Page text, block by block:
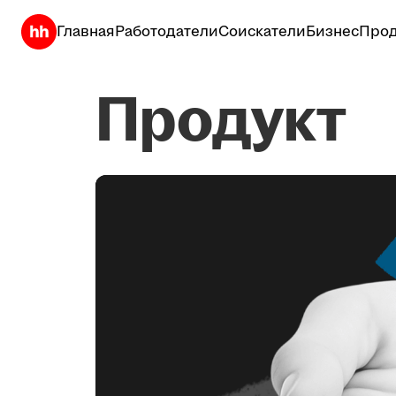
ГлавнаяРаботодателиСоискателиБизнес
Продукт